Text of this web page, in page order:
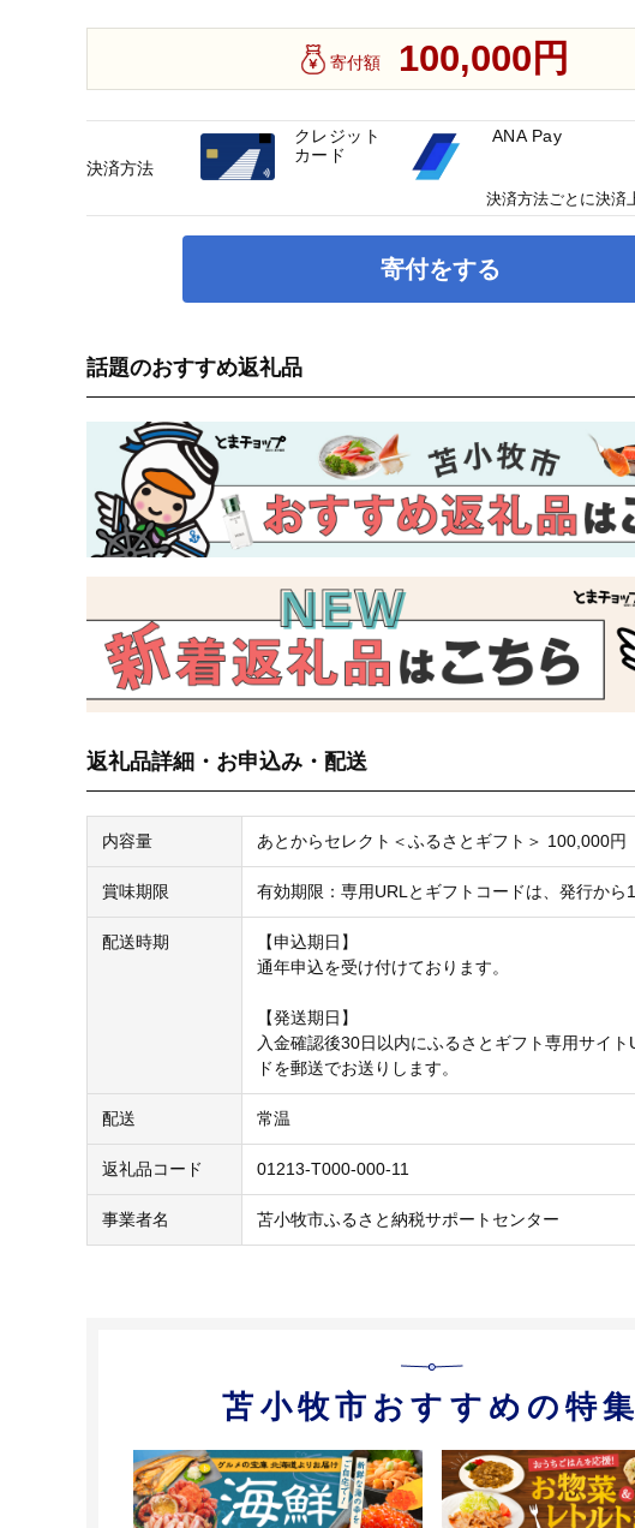
寄付額 100,000円
寄付をする
話題のおすすめ返礼品
返礼品詳細・お申込み・配送
内容量 あとからセレクト＜ふるさとギフト＞ 100,000円
賞味期限 有効期限：専用URLとギフトコードは、発行から
配送時期
【申込期日】
通年申込を受け付けております。
【発送期日】
入金確認後30日以内にふるさとギフト専用サイト
ドを郵送でお送りします。
配送 常温
返礼品コード 01213-T000-000-11
事業者名 苫小牧市ふるさと納税サポートセンター
決済方法
クレジット
カード
ANA Pay
決済方法ごとに決済
苫小牧市おすすめの特集